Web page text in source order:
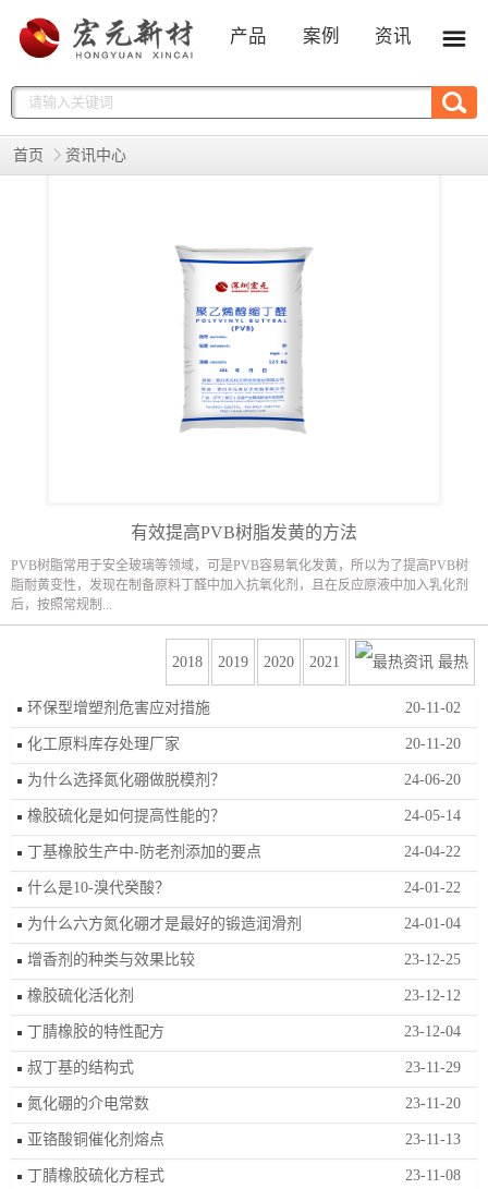
产品 案例 资讯
首页 资讯中心
有效提高PVB树脂发黄的方法
PVB树脂常用于安全玻璃等领域，可是PVB容易氧化发黄，所以为了提高PVB树
脂耐黄变性，发现在制备原料丁醛中加入抗氧化剂，且在反应原液中加入乳化剂
后，按照常规制...
2018 2019 2020 2021 最热
环保型增塑剂危害应对措施 20-11-02
化工原料库存处理厂家 20-11-20
为什么选择氮化硼做脱模剂？ 24-06-20
橡胶硫化是如何提高性能的？ 24-05-14
丁基橡胶生产中-防老剂添加的要点 24-04-22
什么是10-溴代癸酸？ 24-01-22
为什么六方氮化硼才是最好的锻造润滑剂 24-01-04
增香剂的种类与效果比较 23-12-25
橡胶硫化活化剂 23-12-12
丁腈橡胶的特性配方 23-12-04
叔丁基的结构式 23-11-29
氮化硼的介电常数 23-11-20
亚铬酸铜催化剂熔点 23-11-13
丁腈橡胶硫化方程式 23-11-08